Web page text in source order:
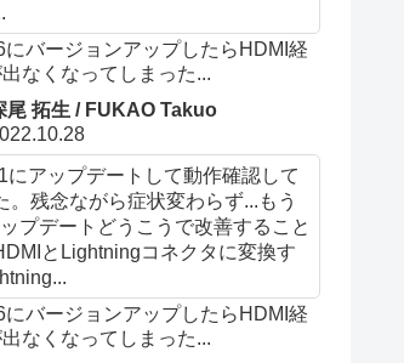
にバージョンアップしたらHDMI経
なくなってしまった...
尾 拓生 / FUKAO Takuo
にアップデートして動作確認して
。残念ながら症状変わらず...もう
プデートどうこうで改善すること
とLightningコネクタに変換す
にバージョンアップしたらHDMI経
なくなってしまった...